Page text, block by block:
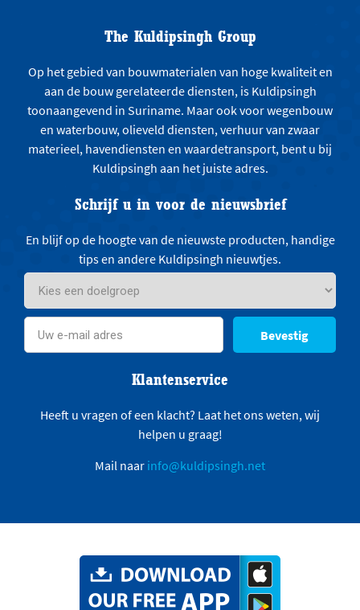
The Kuldipsingh Group
Op het gebied van bouwmaterialen van hoge kwaliteit en
aan de bouw gerelateerde diensten, is Kuldipsingh
toonaangevend in Suriname. Maar ook voor wegenbouw
en waterbouw, olieveld diensten, verhuur van zwaar
materieel, havendiensten en waardetransport, bent u bij
Kuldipsingh aan het juiste adres.
Schrijf u in voor de nieuwsbrief
En blijf op de hoogte van de nieuwste producten, handige
tips en andere Kuldipsingh nieuwtjes.
Bevestig
Klantenservice
Heeft u vragen of een klacht? Laat het ons weten, wij
helpen u graag!
Mail naar info@kuldipsingh.net